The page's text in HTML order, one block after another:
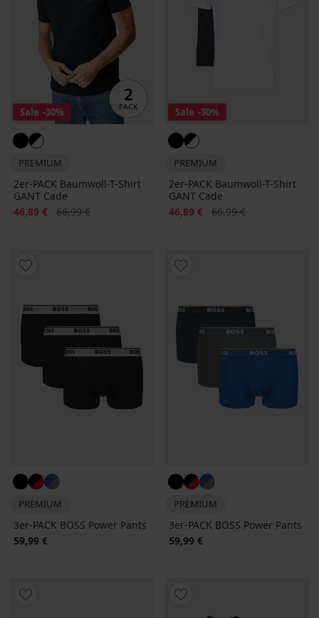
Sale -30%
PREMIUM
2er-PACK Baumwoll-T-Shirt
GANT Cade
Rabatt
46,89 € Alter Preis
66,99 €
Sale -30%
PREMIUM
2er-PACK Baumwoll-T-Shirt
GANT Cade
Rabatt
46,89 € Alter Preis
66,99 €
PREMIUM
3er-PACK BOSS Power Pants
59,99 €
PREMIUM
3er-PACK BOSS Power Pants
59,99 €